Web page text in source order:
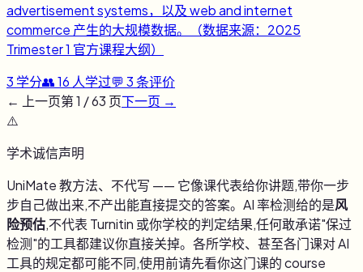
advertisement systems，以及 web and internet
commerce 产生的大规模数据。（数据来源：2025
Trimester 1 官方课程大纲）
3 学分👥16 人学过💬 3条评价
← 上一页第1 /63 页下一页 →
⚠️
学术诚信声明
UniMate 教方法、不代写 —— 它像课代表给你讲题,带你一步
步自己做出来,不产出能直接提交的答案。AI 率检测给的是风
险预估,不代表 Turnitin 或你学校的判定结果,任何敢承诺"保过
检测"的工具都建议你直接关掉。各所学校、甚至各门课对 AI
工具的规定都可能不同,使用前请先看你这门课的 course